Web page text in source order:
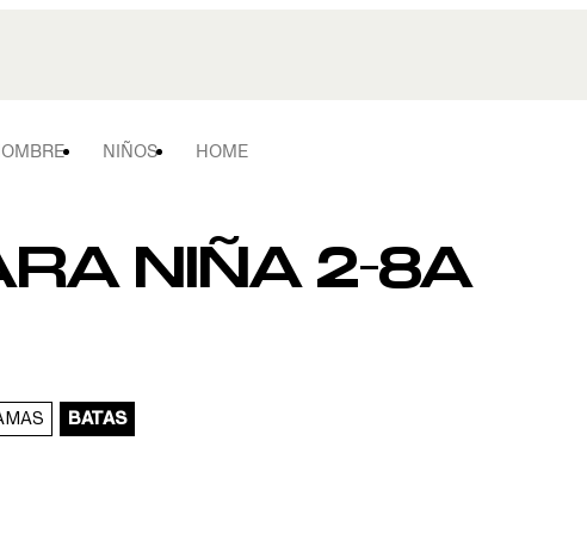
NIÑOS HOME
NIÑA 2-8A
BATAS